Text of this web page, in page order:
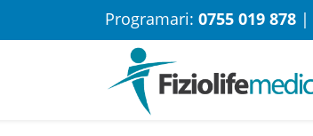
Programari: 0755 019 878 |